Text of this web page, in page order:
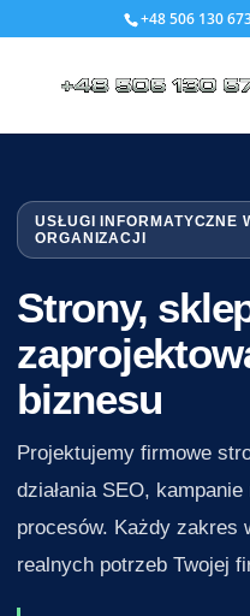
+48 506 130
USŁUGI INFORMATYCZNE
ORGANIZACJI
Strony,
biznesu
Projektujemy firmowe
działania SEO,
procesów. Każdy zakres
realnych potrzeb Twojej